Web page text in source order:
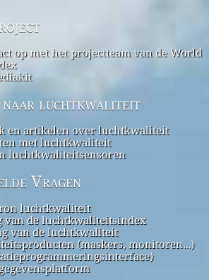
op met het projectteam van de World
naar luchtkwaliteit
en artikelen over luchtkwaliteit
met luchtkwaliteit
luchtkwaliteitsensoren
Vragen
luchtkwaliteit
van de luchtkwaliteitsindex
van de luchtkwaliteit
(maskers, monitoren…)